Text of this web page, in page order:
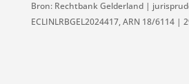
Bron: Rechtbank Gelderland |
ECLINLRBGEL2024417, ARN 18/6114 |